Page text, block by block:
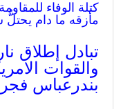
كتلة الوفاء
مأزقه ما دام يحتلُّ
تبادل إطلاق
والقوات
بندرعباس فجر